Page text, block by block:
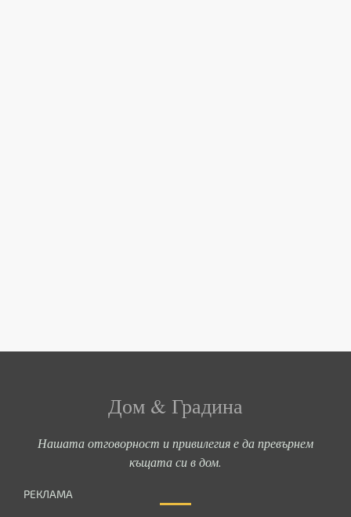
Дом & Градина
Нашата отговорност и привилегия е да превърнем
къщата си в дом.
РЕКЛАМА